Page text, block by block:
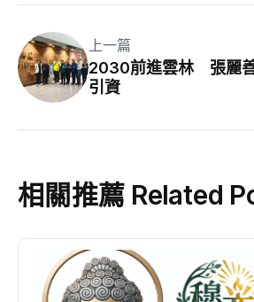
上一篇
2030前進雲林 張麗
引資
相關推薦 Related